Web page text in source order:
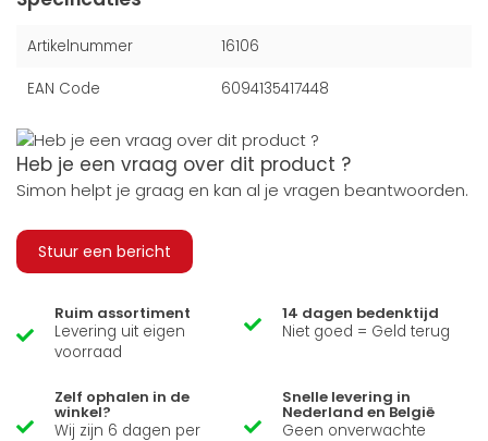
Artikelnummer 16106
EAN Code 6094135417448
Heb je een vraag over dit product ?
Simon helpt je graag en kan al je vragen beantwoorden.
Stuur een bericht
Ruim assortiment
Levering uit eigen
voorraad
14 dagen bedenktijd
Niet goed = Geld terug
Zelf ophalen in de
winkel?
Wij zijn 6 dagen per
Snelle levering in
Nederland en België
Geen onverwachte